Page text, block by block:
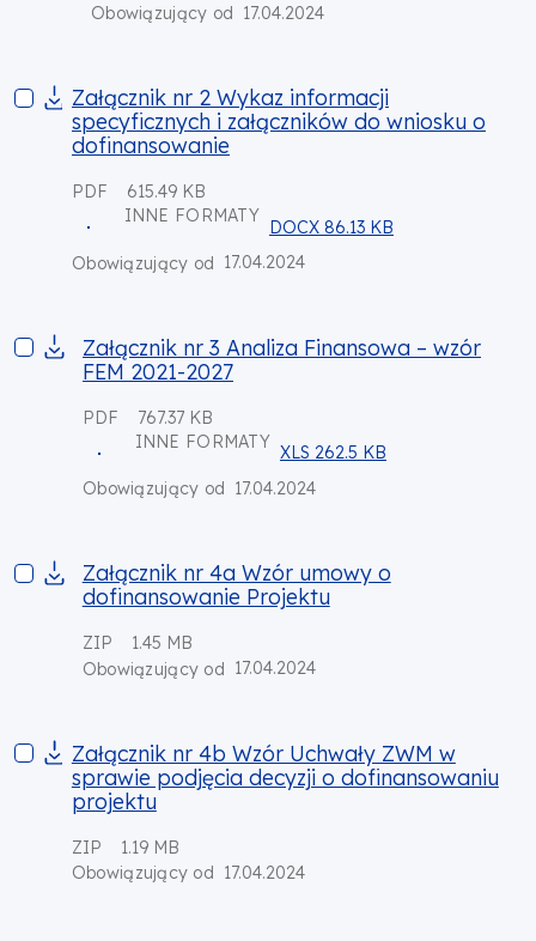
Obowiązujący od 17.04.2024
Załącznik nr 2 Wykaz informacji specyficznych i
Załącznik nr 2 Wykaz informacji
specyficznych i załączników do wniosku o
dofinansowanie
PDF
615.49 KB
INNE FORMATY
DOCX 86.13 KB
Obowiązujący od 17.04.2024
Załącznik nr 3 Analiza Finansowa – wzór FEM 2021-2027
Załącznik nr 3 Analiza Finansowa – wzór
FEM 2021-2027
PDF
767.37 KB
INNE FORMATY
XLS 262.5 KB
Obowiązujący od 17.04.2024
Załącznik nr 4a Wzór umowy o dofinansowanie Projektu
Załącznik nr 4a Wzór umowy o
dofinansowanie Projektu
ZIP
1.45 MB
Obowiązujący od 17.04.2024
Załącznik nr 4b Wzór Uchwały ZWM w sprawie podjęcia
Załącznik nr 4b Wzór Uchwały ZWM w
sprawie podjęcia decyzji o dofinansowaniu
projektu
ZIP
1.19 MB
Obowiązujący od
17.04.2024